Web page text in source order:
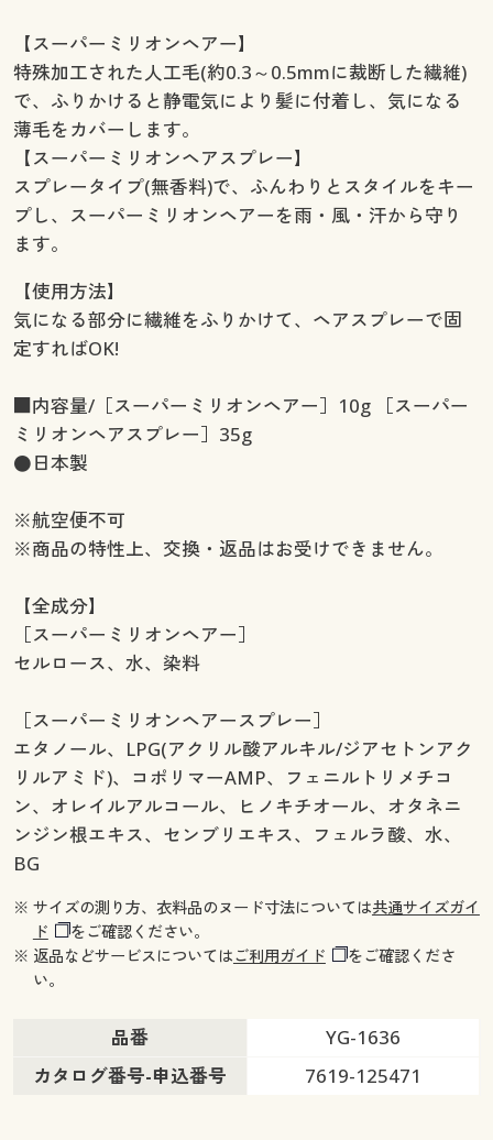
【スーパーミリオンヘアー】
特殊加工された人工毛(約0.3～0.5mmに裁断した繊維)
で、ふりかけると静電気により髪に付着し、気になる
薄毛をカバーします。
【スーパーミリオンヘアスプレー】
スプレータイプ(無香料)で、ふんわりとスタイルをキー
プし、スーパーミリオンヘアーを雨・風・汗から守り
ます。
【使用方法】
気になる部分に繊維をふりかけて、ヘアスプレーで固
定すればOK!
■内容量/［スーパーミリオンヘアー］10g ［スーパー
ミリオンヘアスプレー］35g
●日本製
※航空便不可
※商品の特性上、交換・返品はお受けできません。
【全成分】
［スーパーミリオンヘアー］
セルロース、水、染料
［スーパーミリオンヘアースプレー］
エタノール、LPG(アクリル酸アルキル/ジアセトンアク
リルアミド)、コポリマーAMP、フェニルトリメチコ
ン、オレイルアルコール、ヒノキチオール、オタネニ
ンジン根エキス、センブリエキス、フェルラ酸、水、
BG
※ サイズの測り方、衣料品のヌード寸法については共通サイズガイ
ド
をご確認ください。
※ 返品などサービスについてはご利用ガイド
をご確認くださ
い。
品番
YG-1636
カタログ番号-申込番号
7619-125471